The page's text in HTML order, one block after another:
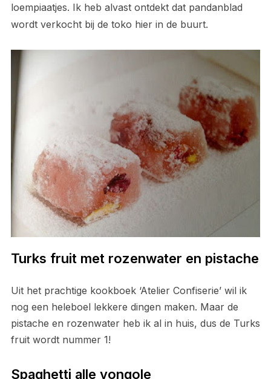
loempiaatjes. Ik heb alvast ontdekt dat pandanblad
wordt verkocht bij de toko hier in de buurt.
Turks fruit met rozenwater en pistache
Uit het prachtige kookboek ‘Atelier Confiserie’ wil ik
nog een heleboel lekkere dingen maken. Maar de
pistache en rozenwater heb ik al in huis, dus de Turks
fruit wordt nummer 1!
Spaghetti alle vongole